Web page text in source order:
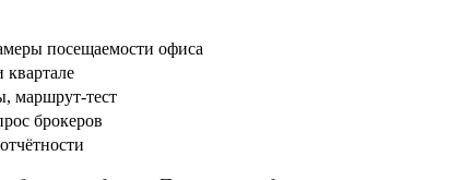
посещаемости офиса
квартале
маршрут‑тест
брокеров